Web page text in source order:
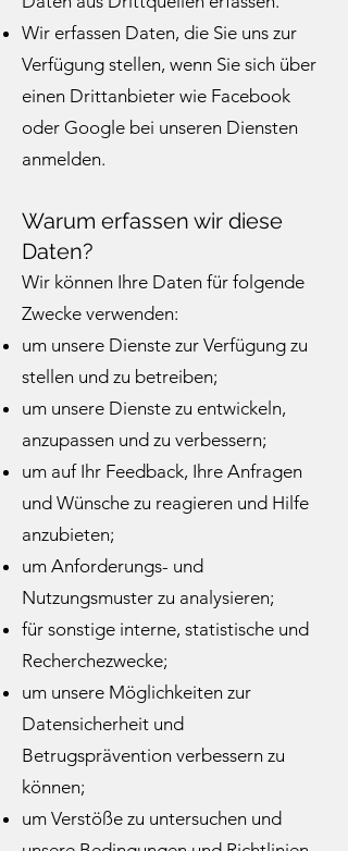
Wir erfassen Daten, die Sie uns zur
Verfügung stellen, wenn Sie sich über
einen Drittanbieter wie Facebook
oder Google bei unseren Diensten
anmelden.
Warum erfassen wir diese
Daten?
Wir können Ihre Daten für folgende
Zwecke verwenden:
um unsere Dienste zur Verfügung zu
stellen und zu betreiben;
um unsere Dienste zu entwickeln,
anzupassen und zu verbessern;
um auf Ihr Feedback, Ihre Anfragen
und Wünsche zu reagieren und Hilfe
anzubieten;
um Anforderungs- und
Nutzungsmuster zu analysieren;
für sonstige interne, statistische und
Recherchezwecke;
um unsere Möglichkeiten zur
Datensicherheit und
Betrugsprävention verbessern zu
können;
um Verstöße zu untersuchen und